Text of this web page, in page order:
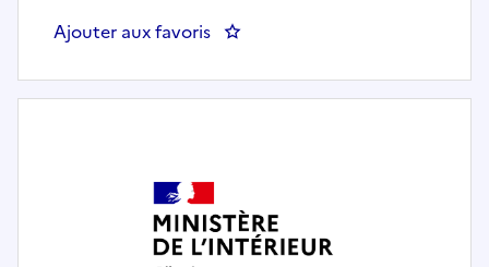
Ajouter aux favoris : Responsable maintenance et